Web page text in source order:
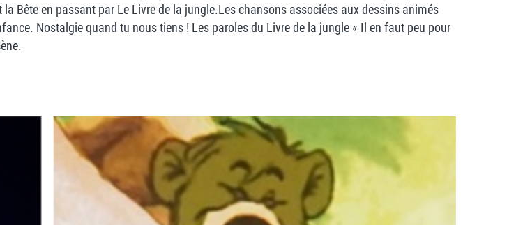
Bête en passant par Le Livre de la jungle.Les chansons associées aux dessins animés
Nostalgie quand tu nous tiens ! Les paroles du Livre de la jungle « Il en faut peu pour